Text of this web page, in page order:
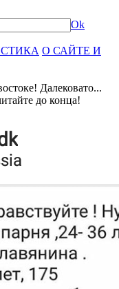
Ok
О САЙТЕ И
Далековато...
до конца!